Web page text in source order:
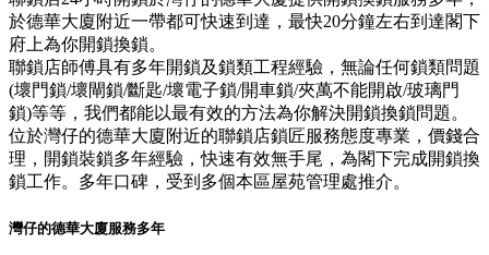
於德華大廈附近一帶都可快速到達，最快20分鐘左右到達閣下
府上為你開鎖換鎖。
聯鎖店師傅具有多年開鎖及鎖類工程經驗，無論任何鎖類問題
(壞門鎖/壞閘鎖/斷匙/壞電子鎖/開車鎖/夾萬不能開啟/玻璃門
鎖)等等，我們都能以最有效的方法為你解決開鎖換鎖問題。
位於灣仔的德華大廈附近的聯鎖店鎖匠服務態度專業，價錢合
理，開鎖裝鎖多年經驗，快速有效無手尾，為閣下完成開鎖換
鎖工作。多年口碑，受到多個本區屋苑管理處推介。
灣仔的德華大廈服務多年